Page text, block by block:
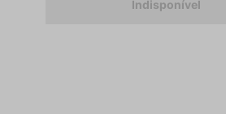
Indisponível